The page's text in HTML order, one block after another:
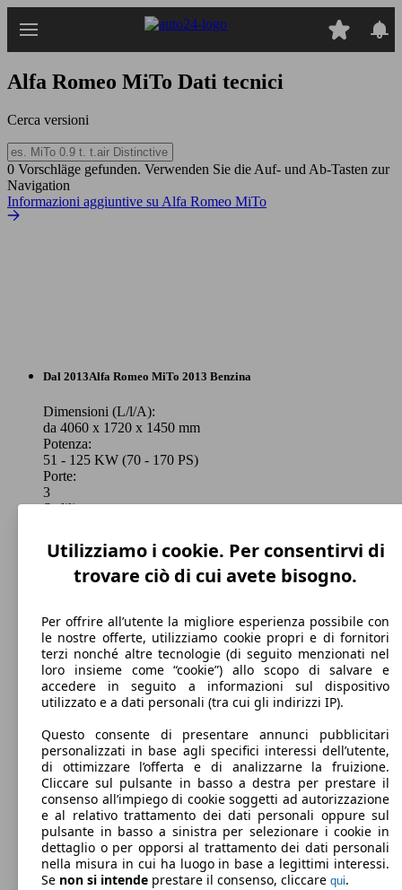
Alfa Romeo MiTo Dati tecnici
Cerca versioni
0 Vorschläge gefunden. Verwenden Sie die Auf- und Ab-Tasten zur
Navigation
Informazioni aggiuntive su Alfa Romeo MiTo
Dal 2013Alfa Romeo MiTo 2013 Benzina
Dimensioni (L/l/A):
da 4060 x 1720 x 1450 mm
Potenza:
51 - 125 KW (70 - 170 PS)
Porte:
3
Sedili:
Bagagliaio:
247 - 270 Litri
Capacità di traino:
Utilizziamo i cookie. Per consentirvi di
trovare ciò di cui avete bisogno.
Per offrire all’utente la migliore esperienza possibile con
le nostre offerte, utilizziamo cookie propri e di fornitori
terzi nonché altre tecnologie (di seguito menzionati nel
loro insieme come “cookie”) allo scopo di salvare e
accedere in seguito a informazioni sul dispositivo
utilizzato e a dati personali (tra cui gli indirizzi IP).
Questo consente di presentare annunci pubblicitari
personalizzati in base agli specifici interessi dell’utente,
di ottimizzare l’offerta e di analizzarne la fruizione.
Cliccare sul pulsante in basso a destra per prestare il
consenso all’impiego di cookie soggetti ad autorizzazione
e al relativo trattamento dei dati personali oppure sul
pulsante in basso a sinistra per selezionare i cookie in
dettaglio o per opporsi al trattamento dei dati personali
nella misura in cui ha luogo in base a legittimi interessi.
Se non si intende prestare il consenso, cliccare qui.